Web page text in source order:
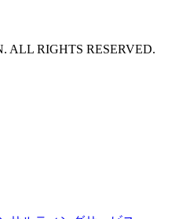
ALL RIGHTS RESERVED.